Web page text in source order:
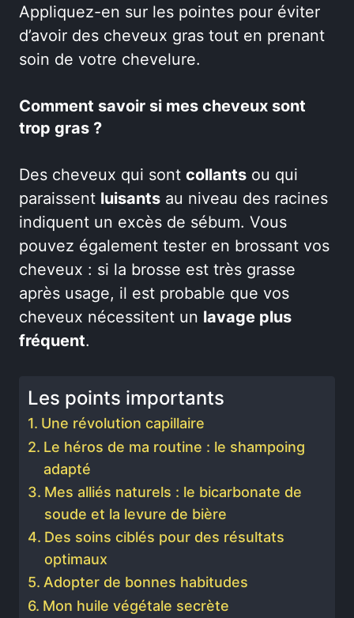
Appliquez-en sur les pointes pour éviter
d’avoir des cheveux gras tout en prenant
soin de votre chevelure.
Comment savoir si mes cheveux sont
trop gras ?
Des cheveux qui sont collants ou qui
paraissent luisants au niveau des racines
indiquent un excès de sébum. Vous
pouvez également tester en brossant vos
cheveux : si la brosse est très grasse
après usage, il est probable que vos
cheveux nécessitent un lavage plus
fréquent.
Les points importants
Une révolution capillaire
Le héros de ma routine : le shampoing
adapté
Mes alliés naturels : le bicarbonate de
soude et la levure de bière
Des soins ciblés pour des résultats
optimaux
Adopter de bonnes habitudes
Mon huile végétale secrète